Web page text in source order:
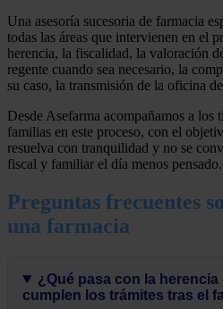
Una asesoría sucesoria de farmacia
todas las áreas que intervienen en el
herencia, la fiscalidad, la valoración
regente cuando sea necesario, la
su caso, la transmisión de la oficina
Desde Asefarma acompañamos a los
familias en este proceso, con el
resuelva con tranquilidad y no se
fiscal y familiar el día menos pensado.
Preguntas frecuentes
una farmacia
¿Qué pasa con la
cumplen los trámites tras el